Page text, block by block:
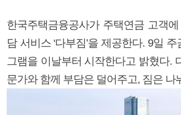
한국주택금융공사가 주택연금 고객
담 서비스 ‘다부짐’을 제공한다. 9일
그램을 이날부터 시작한다고 밝혔다.
문가와 함께 부담은 덜어주고, 짐은 나